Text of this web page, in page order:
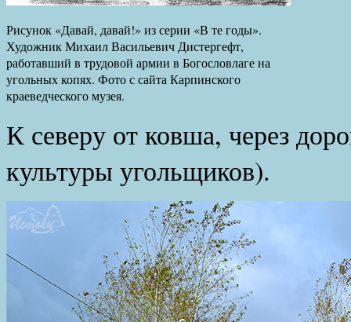
Рисунок «Давай, давай!» из серии «В те годы».
Художник Михаил Васильевич Дистергефт,
работавший в трудовой армии в Богословлаге на
угольных копях. Фото с сайта Карпинского
краеведческого музея.
К северу от ковша, через
культуры угольщиков).